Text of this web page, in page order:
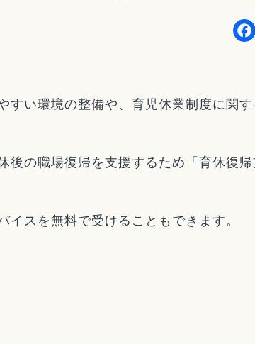
い環境の整備や、育児休業制度に関
の職場復帰を支援するため「育休復
スを無料で受けることもできます。